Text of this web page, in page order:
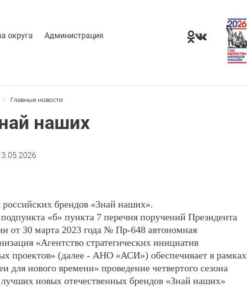
округа Администрация
Главные новости
наших
брендов «Знай наших».
«б» пункта 7 перечня поручений Президента
от 30 марта 2023 года № Пр-648 автономная
«Агентство стратегических инициатив
проектов» (далее - АНО «АСИ») обеспечивает в рамках
для нового времени» проведение четвертого сезона
лучших новых отечественных брендов «Знай наших»